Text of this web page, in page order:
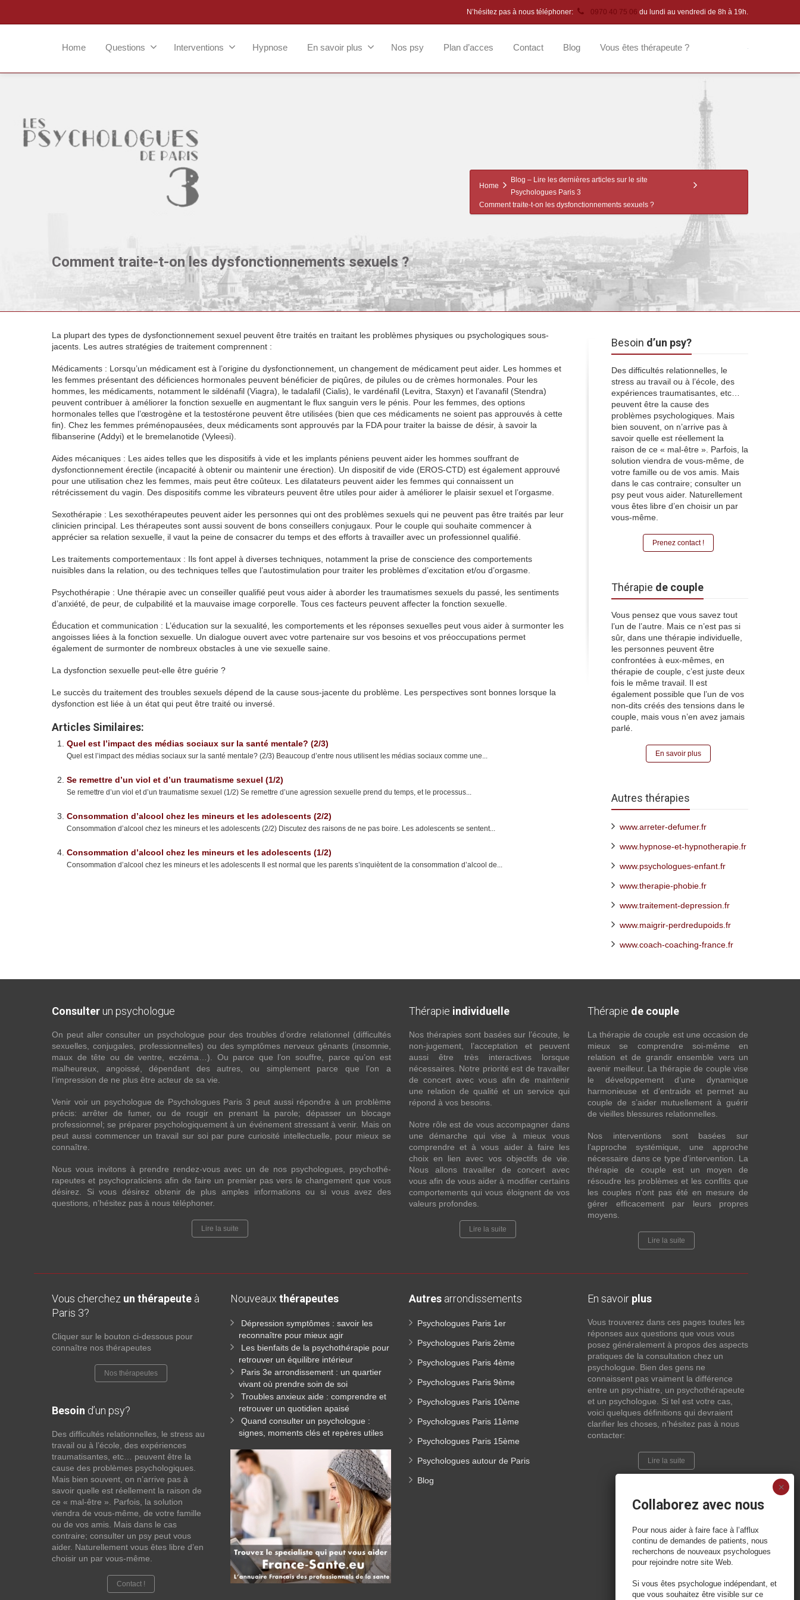
N’hésitez pas à nous téléphoner: 0970 40 75 06 du lundi au vendredi de 8h à 19h.
Home Questions Interventions Hypnose En savoir plus Nos psy Plan d’acces Contact Blog Vous êtes thérapeute ?
Comment traite-t-on les dysfonctionnements sexuels ?
Home
Blog – Lire les dernières articles sur le site
Psychologues Paris 3
Comment traite-t-on les dysfonctionnements sexuels ?
La plupart des types de dysfonctionnement sexuel peuvent être traités en traitant les problèmes physiques ou psychologiques sous-
jacents. Les autres stratégies de traitement comprennent :
Médicaments : Lorsqu’un médicament est à l’origine du dysfonctionnement, un changement de médicament peut aider. Les hommes et
les femmes présentant des déficiences hormonales peuvent bénéficier de piqûres, de pilules ou de crèmes hormonales. Pour les
hommes, les médicaments, notamment le sildénafil (Viagra), le tadalafil (Cialis), le vardénafil (Levitra, Staxyn) et l’avanafil (Stendra)
peuvent contribuer à améliorer la fonction sexuelle en augmentant le flux sanguin vers le pénis. Pour les femmes, des options
hormonales telles que l’œstrogène et la testostérone peuvent être utilisées (bien que ces médicaments ne soient pas approuvés à cette
fin). Chez les femmes préménopausées, deux médicaments sont approuvés par la FDA pour traiter la baisse de désir, à savoir la
flibanserine (Addyi) et le bremelanotide (Vyleesi).
Aides mécaniques : Les aides telles que les dispositifs à vide et les implants péniens peuvent aider les hommes souffrant de
dysfonctionnement érectile (incapacité à obtenir ou maintenir une érection). Un dispositif de vide (EROS-CTD) est également approuvé
pour une utilisation chez les femmes, mais peut être coûteux. Les dilatateurs peuvent aider les femmes qui connaissent un
rétrécissement du vagin. Des dispositifs comme les vibrateurs peuvent être utiles pour aider à améliorer le plaisir sexuel et l’orgasme.
Sexothérapie : Les sexothérapeutes peuvent aider les personnes qui ont des problèmes sexuels qui ne peuvent pas être traités par leur
clinicien principal. Les thérapeutes sont aussi souvent de bons conseillers conjugaux. Pour le couple qui souhaite commencer à
apprécier sa relation sexuelle, il vaut la peine de consacrer du temps et des efforts à travailler avec un professionnel qualifié.
Les traitements comportementaux : Ils font appel à diverses techniques, notamment la prise de conscience des comportements
nuisibles dans la relation, ou des techniques telles que l’autostimulation pour traiter les problèmes d’excitation et/ou d’orgasme.
Psychothérapie : Une thérapie avec un conseiller qualifié peut vous aider à aborder les traumatismes sexuels du passé, les sentiments
d’anxiété, de peur, de culpabilité et la mauvaise image corporelle. Tous ces facteurs peuvent affecter la fonction sexuelle.
Éducation et communication : L’éducation sur la sexualité, les comportements et les réponses sexuelles peut vous aider à surmonter les
angoisses liées à la fonction sexuelle. Un dialogue ouvert avec votre partenaire sur vos besoins et vos préoccupations permet
également de surmonter de nombreux obstacles à une vie sexuelle saine.
La dysfonction sexuelle peut-elle être guérie ?
Le succès du traitement des troubles sexuels dépend de la cause sous-jacente du problème. Les perspectives sont bonnes lorsque la
dysfonction est liée à un état qui peut être traité ou inversé.
Articles Similaires:
Quel est l’impact des médias sociaux sur la santé mentale? (2/3)
Quel est l’impact des médias sociaux sur la santé mentale? (2/3) Beaucoup d’entre nous utilisent les médias sociaux comme une...
Se remettre d’un viol et d’un traumatisme sexuel (1/2)
Se remettre d’un viol et d’un traumatisme sexuel (1/2) Se remettre d’une agression sexuelle prend du temps, et le processus...
Consommation d’alcool chez les mineurs et les adolescents (2/2)
Consommation d’alcool chez les mineurs et les adolescents (2/2) Discutez des raisons de ne pas boire. Les adolescents se sentent...
Consommation d’alcool chez les mineurs et les adolescents (1/2)
Consommation d’alcool chez les mineurs et les adolescents Il est normal que les parents s’inquiètent de la consommation d’alcool de...
Besoin d’un psy?
Des difficultés relationnelles, le
stress au travail ou à l’école, des
expériences traumatisantes, etc…
peuvent être la cause des
problèmes psychologiques. Mais
bien souvent, on n’arrive pas à
savoir quelle est réellement la
raison de ce « mal-être ». Parfois, la
solution viendra de vous-même, de
votre famille ou de vos amis. Mais
dans le cas contraire; consulter un
psy peut vous aider. Naturellement
vous êtes libre d’en choisir un par
vous-même.
Prenez contact !
Thérapie de couple
Vous pensez que vous savez tout
l’un de l’autre. Mais ce n’est pas si
sûr, dans une thérapie individuelle,
les personnes peuvent être
confrontées à eux-mêmes, en
thérapie de couple, c’est juste deux
fois le même travail. Il est
également possible que l’un de vos
non-dits créés des tensions dans le
couple, mais vous n’en avez jamais
parlé.
En savoir plus
Autres thérapies
www.arreter-defumer.fr
www.hypnose-et-hypnotherapie.fr
www.psychologues-enfant.fr
www.therapie-phobie.fr
www.traitement-depression.fr
www.maigrir-perdredupoids.fr
www.coach-coaching-france.fr
Consulter un psychologue
On peut aller consulter un psychologue pour des troubles d’ordre relationnel (difficultés
sexuelles, conjugales, professionnelles) ou des symptômes nerveux gênants (insomnie,
maux de tête ou de ventre, eczéma…). Ou parce que l’on souffre, parce qu’on est
malheureux, angoissé, dépendant des autres, ou simplement parce que l’on a
l’impression de ne plus être acteur de sa vie.
Venir voir un psychologue de Psychologues Paris 3 peut aussi répondre à un problème
précis: arrêter de fumer, ou de rougir en prenant la parole; dépasser un blocage
professionnel; se préparer psychologiquement à un événement stressant à venir. Mais on
peut aussi commencer un travail sur soi par pure curiosité intellectuelle, pour mieux se
connaître.
Nous vous invitons à prendre rendez-vous avec un de nos psychologues, psychothé-
rapeutes et psychopraticiens afin de faire un premier pas vers le changement que vous
désirez. Si vous désirez obtenir de plus amples informations ou si vous avez des
questions, n’hésitez pas à nous téléphoner.
Lire la suite
Thérapie individuelle
Nos thérapies sont basées sur l’écoute, le
non-jugement, l’acceptation et peuvent
aussi être très interactives lorsque
nécessaires. Notre priorité est de travailler
de concert avec vous afin de maintenir
une relation de qualité et un service qui
répond à vos besoins.
Notre rôle est de vous accompagner dans
une démarche qui vise à mieux vous
comprendre et à vous aider à faire les
choix en lien avec vos objectifs de vie.
Nous allons travailler de concert avec
vous afin de vous aider à modifier certains
comportements qui vous éloignent de vos
valeurs profondes.
Lire la suite
Thérapie de couple
La thérapie de couple est une occasion de
mieux se comprendre soi-même en
relation et de grandir ensemble vers un
avenir meilleur. La thérapie de couple vise
le développement d’une dynamique
harmonieuse et d’entraide et permet au
couple de s’aider mutuellement à guérir
de vieilles blessures relationnelles.
Nos interventions sont basées sur
l’approche systémique, une approche
nécessaire dans ce type d’intervention. La
thérapie de couple est un moyen de
résoudre les problèmes et les conflits que
les couples n’ont pas été en mesure de
gérer efficacement par leurs propres
moyens.
Lire la suite
Vous cherchez un thérapeute à
Paris 3?
Cliquer sur le bouton ci-dessous pour
connaître nos thérapeutes
Nos thérapeutes
Besoin d’un psy?
Des difficultés relationnelles, le stress au
travail ou à l’école, des expériences
traumatisantes, etc… peuvent être la
cause des problèmes psychologiques.
Mais bien souvent, on n’arrive pas à
savoir quelle est réellement la raison de
ce « mal-être ». Parfois, la solution
viendra de vous-même, de votre famille
ou de vos amis. Mais dans le cas
contraire; consulter un psy peut vous
aider. Naturellement vous êtes libre d’en
choisir un par vous-même.
Contact !
Nouveaux thérapeutes
Dépression symptômes : savoir les
reconnaître pour mieux agir
Les bienfaits de la psychothérapie pour
retrouver un équilibre intérieur
Paris 3e arrondissement : un quartier
vivant où prendre soin de soi
Troubles anxieux aide : comprendre et
retrouver un quotidien apaisé
Quand consulter un psychologue :
signes, moments clés et repères utiles
Autres arrondissements
Psychologues Paris 1er
Psychologues Paris 2ème
Psychologues Paris 4ème
Psychologues Paris 9ème
Psychologues Paris 10ème
Psychologues Paris 11ème
Psychologues Paris 15ème
Psychologues autour de Paris
Blog
En savoir plus
Vous trouverez dans ces pages toutes les
réponses aux questions que vous vous
posez généralement à propos des aspects
pratiques de la consultation chez un
psychologue. Bien des gens ne
connaissent pas vraiment la différence
entre un psychiatre, un psychothérapeute
et un psychologue. Si tel est votre cas,
voici quelques définitions qui devraient
clarifier les choses, n’hésitez pas à nous
contacter:
Lire la suite
Collaborez avec nous
Pour nous aider à faire face à l’afflux
continu de demandes de patients, nous
recherchons de nouveaux psychologues
pour rejoindre notre site Web.
Si vous êtes psychologue indépendant, et
que vous souhaitez être visible sur ce